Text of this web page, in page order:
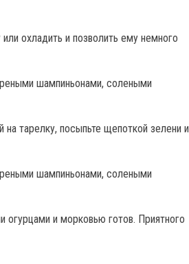
охладить и позволить ему немного
тарелку, посыпьте щепоткой зелени и
и морковью готов. Приятного